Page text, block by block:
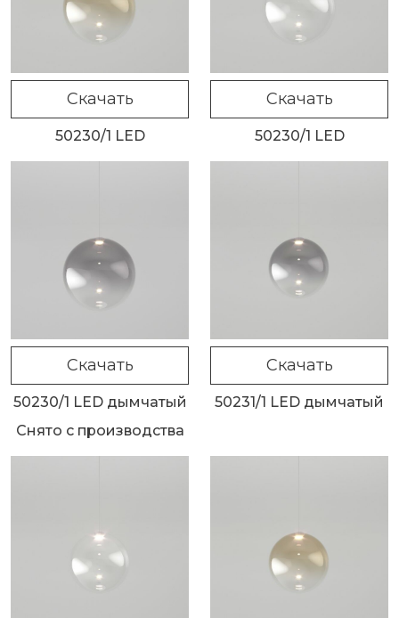
Скачать
50230/1 LED
Скачать
50230/1 LED
Скачать
50230/1 LED дымчатый
Снято с производства
Скачать
50231/1 LED дымчатый